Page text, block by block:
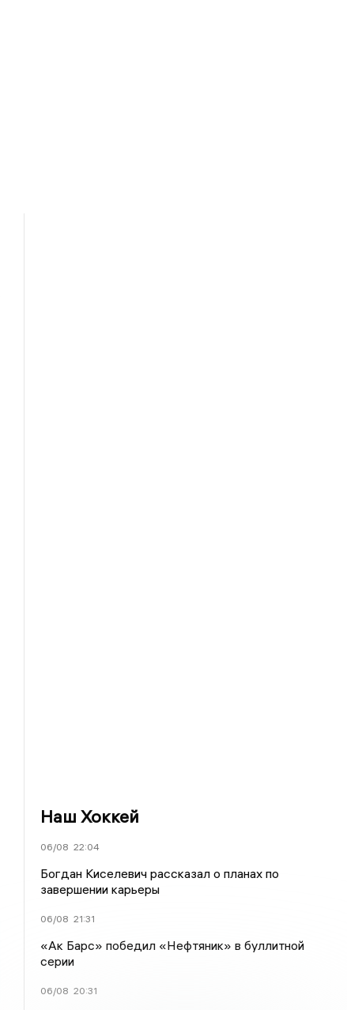
Наш Хоккей
06/08 22:04
Богдан Киселевич рассказал о планах по
завершении карьеры
06/08 21:31
«Ак Барс» победил «Нефтяник» в буллитной
серии
06/08 20:31